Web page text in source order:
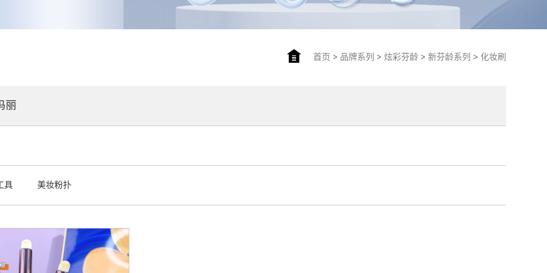
首页 > 品牌系列 > 炫彩芬龄> 新芬龄系列 > 化妆刷
丽
具 美妆粉扑